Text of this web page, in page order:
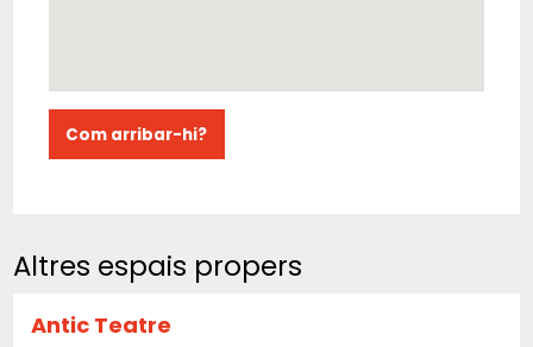
Com arribar-hi?
Altres espais propers
Antic Teatre